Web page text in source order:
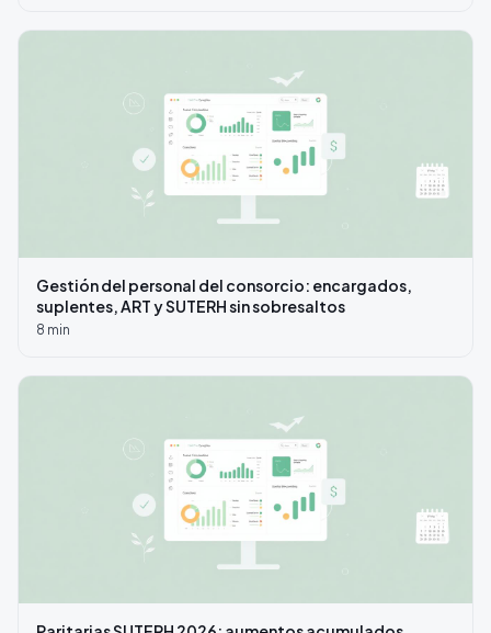
Gestión del personal del consorcio: encargados,
suplentes, ART y SUTERH sin sobresaltos
8 min